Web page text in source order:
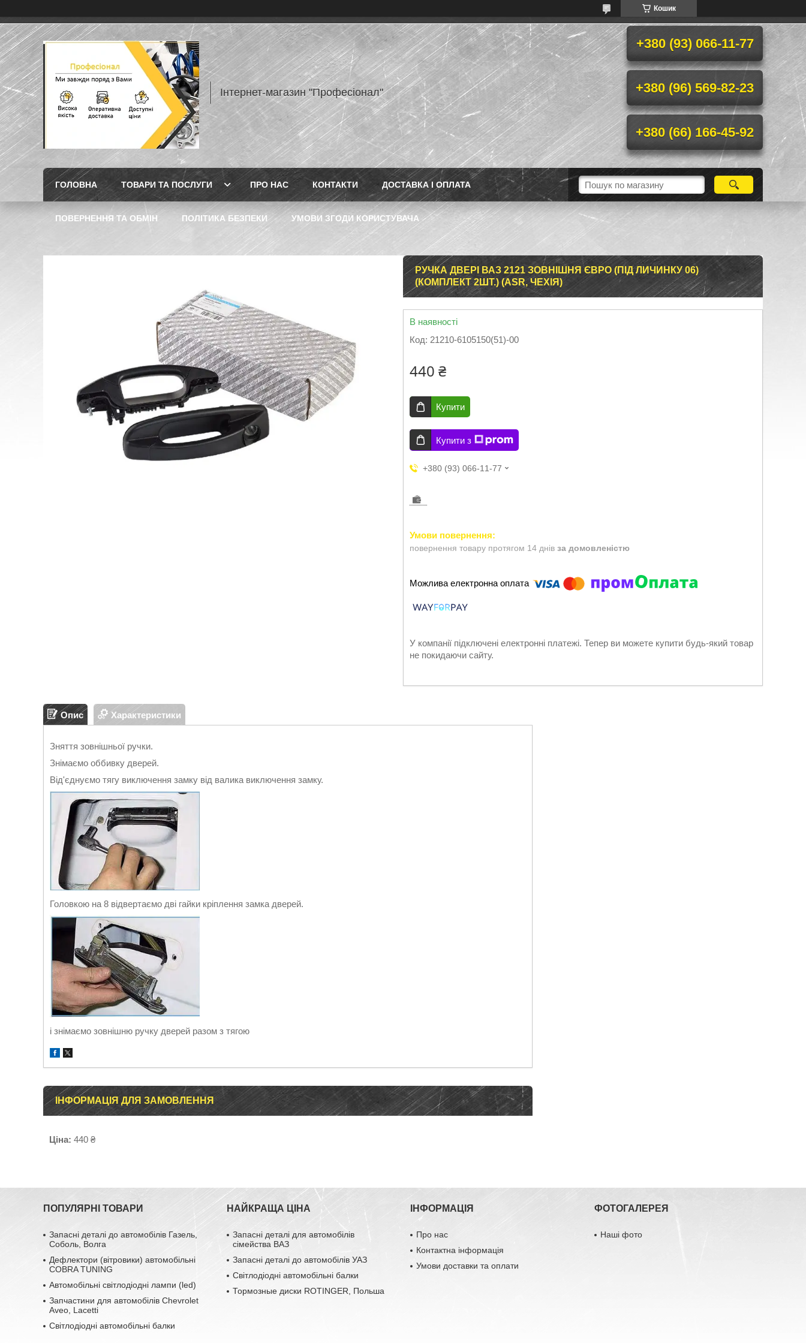
Кошик
Інтернет-магазин "Професіонал"
+380 (93) 066-11-77
+380 (96) 569-82-23
+380 (66) 166-45-92
ГОЛОВНА ТОВАРИ ТА ПОСЛУГИ ПРО НАС КОНТАКТИ ДОСТАВКА І ОПЛАТА
ПОВЕРНЕННЯ ТА ОБМІН ПОЛІТИКА БЕЗПЕКИ УМОВИ ЗГОДИ КОРИСТУВАЧА
РУЧКА ДВЕРІ ВАЗ 2121 ЗОВНІШНЯ ЄВРО (ПІД ЛИЧИНКУ 06)
(КОМПЛЕКТ 2ШТ.) (ASR, ЧЕХІЯ)
В наявності
Код: 21210-6105150(51)-00
440 ₴
Купити
Купити з
+380 (93) 066-11-77
повернення товару протягом 14 днів за домовленістю
У компанії підключені електронні платежі. Тепер ви можете купити будь-який товар
не покидаючи сайту.
Опис Характеристики
Зняття зовнішньої ручки.
Знімаємо оббивку дверей.
Від'єднуємо тягу виключення замку від валика виключення замку.
Головкою на 8 відвертаємо дві гайки кріплення замка дверей.
і знімаємо зовнішню ручку дверей разом з тягою
ІНФОРМАЦІЯ ДЛЯ ЗАМОВЛЕННЯ
Ціна: 440 ₴
ПОПУЛЯРНІ ТОВАРИ
Запасні деталі до автомобілів Газель,
Соболь, Волга
Дефлектори (вітровики) автомобільні
COBRA TUNING
Автомобільні світлодіодні лампи (led)
Запчастини для автомобілів Chevrolet
Aveo, Lacetti
Світлодіодні автомобільні балки
НАЙКРАЩА ЦІНА
Запасні деталі для автомобілів
сімейства ВАЗ
Запасні деталі до автомобілів УАЗ
Світлодіодні автомобільні балки
Тормозные диски ROTINGER, Польша
ІНФОРМАЦІЯ
Про нас
Контактна інформація
Умови доставки та оплати
ФОТОГАЛЕРЕЯ
Наші фото